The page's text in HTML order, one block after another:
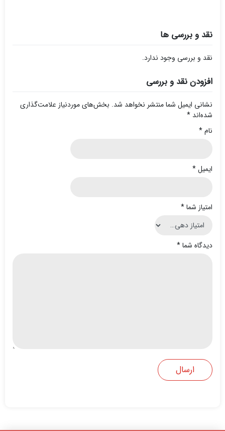
نقد و بررسی ها
نقد و بررسی وجود ندارد.
افزودن نقد و بررسی
نشانی ایمیل شما منتشر نخواهد شد. بخش‌های موردنیاز علامت‌گذاری
شده‌اند *
نام*
ایمیل*
امتیاز شما*
دیدگاه شما*